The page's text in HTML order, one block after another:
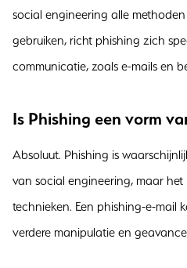
social engineering alle
gebruiken, richt phishing zich
communicatie, zoals e-mails en
Is Phishing een vorm
Absoluut. Phishing is
van social engineering, maar het
technieken. Een phishing-e-mail
verdere manipulatie en